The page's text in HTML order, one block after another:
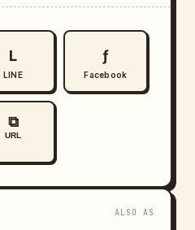
L
LINE
ƒ
Facebook
⧉
URL
ALSO AS